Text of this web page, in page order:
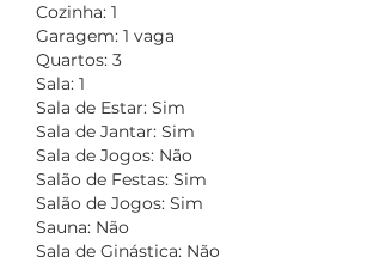
Cozinha: 1
Garagem: 1 vaga
Quartos: 3
Sala: 1
Sala de Estar: Sim
Sala de Jantar: Sim
Sala de Jogos: Não
Salão de Festas: Sim
Salão de Jogos: Sim
Sauna: Não
Sala de Ginástica: Não